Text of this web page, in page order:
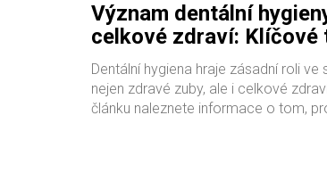
Význam dentální
celkové zdraví: Klíčové
fakta
Dentální hygiena hraje zásadní roli ve
nejen zdravé zuby, ale i celkové
článku naleznete informace o tom,